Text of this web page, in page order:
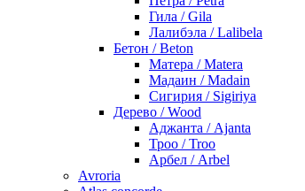
Гила / Gila
Лалибэла / Lalibela
Бетон / Beton
Матера / Matera
Мадаин / Madain
Сигирия / Sigiriya
Дерево / Wood
Аджанта / Ajanta
Троо / Troo
Арбел / Arbel
Avroria